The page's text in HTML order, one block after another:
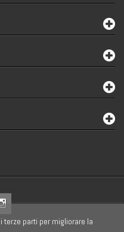
terze parti per migliorare la